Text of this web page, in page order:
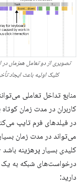
تصویری از دو تعامل همزمان در
کلیک اولیه باعث ایجاد
منابع تداخل تعاملی
کاربران در مدت زمان
در فیلدهای فرم تایپ
می‌تواند در مدت زمان
کلیدی بسیار پرهزینه
دارید: